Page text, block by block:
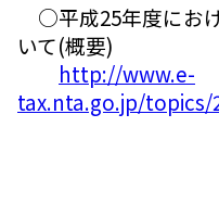
○平成25年度にお
いて(概要)
http://www.e-
tax.nta.go.jp/topics/